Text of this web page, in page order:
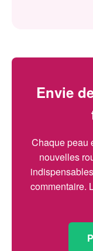
Envie
Chaque peau
nouvelles
commentaire.